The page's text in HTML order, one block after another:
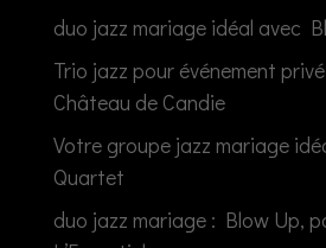
duo jazz mariage idéal avec
Trio jazz pour événement
Château de Candie
Votre groupe jazz mariage
Quartet
duo jazz mariage : Blow Up,